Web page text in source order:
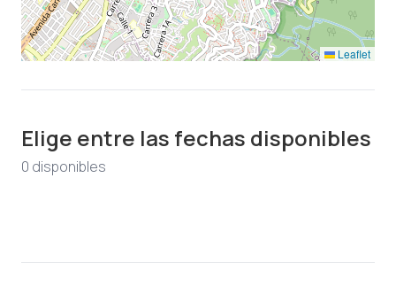
Leaflet
Elige entre las fechas disponibles
0 disponibles